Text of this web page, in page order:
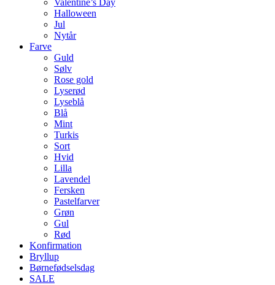
Valentine’s Day
Halloween
Jul
Nytår
Farve
Guld
Sølv
Rose gold
Lyserød
Lyseblå
Blå
Mint
Turkis
Sort
Hvid
Lilla
Lavendel
Fersken
Pastelfarver
Grøn
Gul
Rød
Konfirmation
Bryllup
Børnefødselsdag
SALE